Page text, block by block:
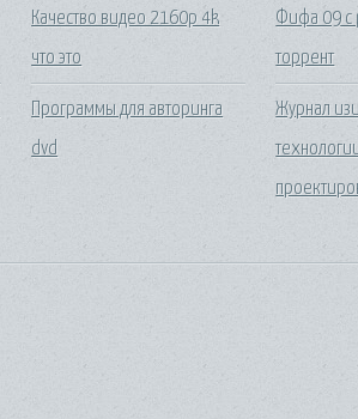
Качество видео 2160p 4k
что это
Программы для авторинга
dvd
Фифа 09 с
торрент
Журнал